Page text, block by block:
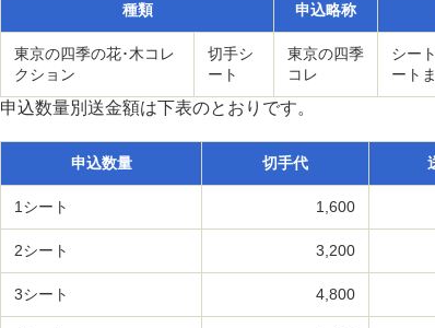
種類
申込略称
東京の四季の花･木コレ
クション
切手シ
ート
東京の四季
コレ
シー
ート
申込数量別送金額は下表のとおりです。
申込数量
切手代
1シート 1,600
2シート 3,200
3シート 4,800